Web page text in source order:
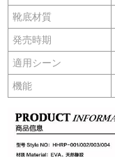
靴底材質
発売時期
適用シーン
機能